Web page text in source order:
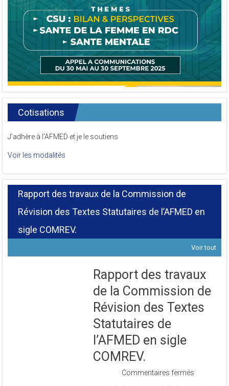
Cotisations
J’adhère à l’AFMED et je le soutiens
Voir les modalités
Rapport des travaux de la Commission de
Révision des Textes Statutaires de l’AFMED en
sigle COMREV.
Voir tout
Rapport des travaux
de la Commission de
Révision des Textes
Statutaires de
l’AFMED en sigle
COMREV.
Commentaires fermés